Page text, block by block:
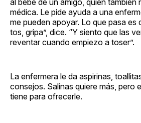
médica. Le pide ayuda a una
me pueden apoyar. Lo que pasa es
tos, gripa”, dice. “Y siento que las
reventar cuando empiezo a toser”.
La enfermera le da aspirinas,
consejos. Salinas quiere más, pero
tiene para ofrecerle.